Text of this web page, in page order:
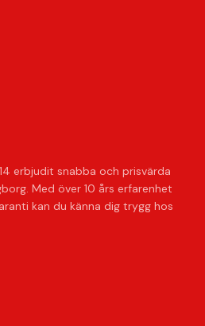
erbjudit snabba och prisvärda
Med över 10 års erfarenhet
kan du känna dig trygg hos